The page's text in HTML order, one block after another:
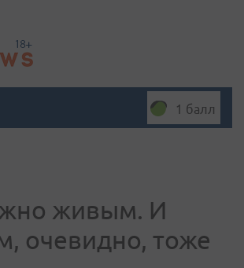
1 балл
живым. И
очевидно, тоже